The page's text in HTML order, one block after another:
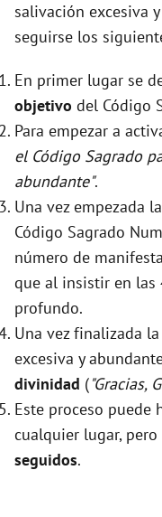
salivación excesiva
seguirse los
En primer lugar se
objetivo del Código
Para empezar a
el Código Sagrado
abundante".
Una vez empezada
Código Sagrado
número de
que al insistir en las
profundo.
Una vez finalizada
excesiva y
divinidad ("Gracias,
Este proceso puede
cualquier lugar,
seguidos.